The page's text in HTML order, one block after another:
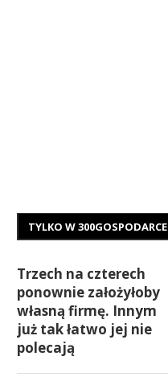
TYLKO W 300GOSPODARCE
Trzech na czterech
ponownie założyłoby
własną firmę. Innym
już tak łatwo jej nie
polecają